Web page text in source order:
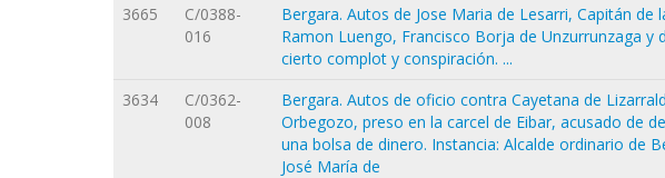
3665
C/0388-
016
Bergara. Autos de Jose Maria de Lesarri, Capitán de
Ramon Luengo, Francisco Borja de Unzurrunzaga y
cierto complot y conspiración. ...
3634
C/0362-
008
Bergara. Autos de oficio contra Cayetana de
Orbegozo, preso en la carcel de Eibar, acusado de
una bolsa de dinero. Instancia: Alcalde ordinario de
José María de